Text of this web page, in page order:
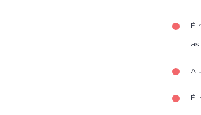
É
É